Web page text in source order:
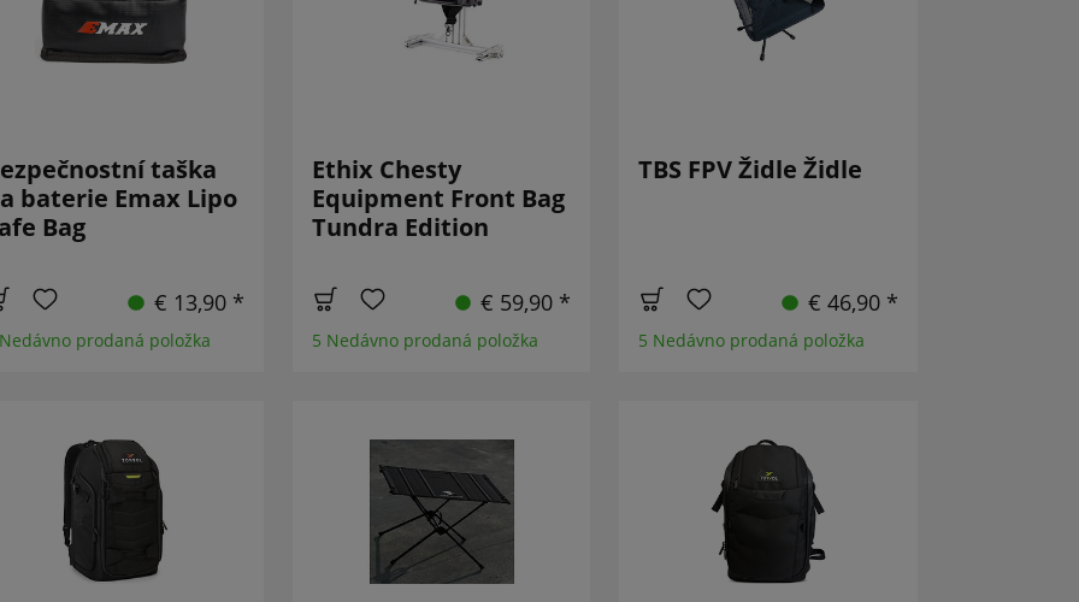
taška
baterie Emax Lipo
Bag
€ 13,90 *
prodaná položka
Ethix Chesty
Equipment Front Bag
Tundra Edition
€ 59,90 *
5 Nedávno prodaná položka
TBS FPV Židle Židle
€ 46,90 *
5 Nedávno prodaná položka